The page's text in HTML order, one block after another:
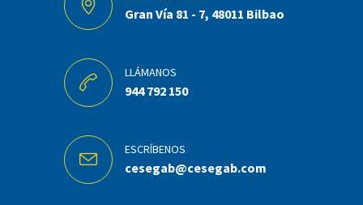
Gran Vía 81 - 7, 48011 Bilbao
LLÁMANOS
944 792 150
ESCRÍBENOS
cesegab@cesegab.com